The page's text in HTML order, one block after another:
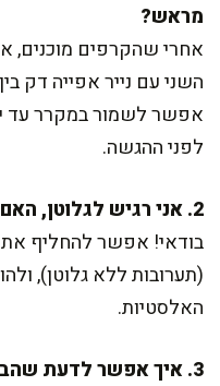
מראש?
אחרי שהקרפים מוכנים,
השני עם נייר אפייה דק
אפשר לשמור במקרר עד
לפני ההגשה.
2. אני רגיש לגלוטן, האם יש גרסה ללא קמח רגיל?
בודאי! אפשר להחליף
(תערובות ללא גלוטן),
האלסטיות.
3. איך אפשר לדעת שהבלילה סמיכה בדיוק במידה?